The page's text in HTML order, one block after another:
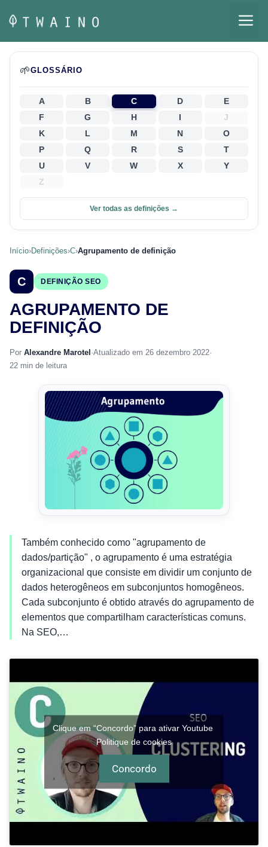
para
o
🌱GLOSSÁRIO
A B C D
E
F
G H I
J
K
L M N
O
P
Q R S
T
U
V W X
Y
Z
Ver todas as definições →
Início›Definições›C›Agrupamento de definição
C DEFINIÇÃO SEO
AGRUPAMENTO DE
DEFINIÇÃO
Por Alexandre Marotel ·Atualizado em 26 dezembro 2022·
22 min de leitura
Também conhecido como "agrupamento de
dados/partição" , o agrupamento é uma estratégia
organizacional que consiste em dividir um conjunto de
dados heterogêneos em subconjuntos homogêneos.
Cada subconjunto é obtido através do agrupamento de
elementos que compartilham características comuns.
Na SEO,…
Clique em “Concordo” para ativar Youtube
Politique de cookies
Concordo